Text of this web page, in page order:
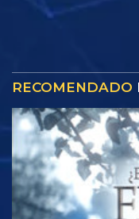
RECOMENDADO